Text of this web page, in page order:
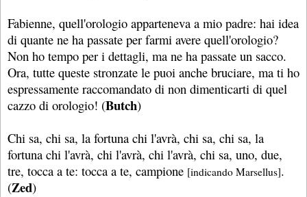
Fabienne, quell'orologio apparteneva a mio padre: hai idea
di quante ne ha passate per farmi avere quell'orologio?
Non ho tempo per i dettagli, ma ne ha passate un sacco.
Ora, tutte queste stronzate le puoi anche bruciare, ma ti ho
espressamente raccomandato di non dimenticarti di quel
cazzo di orologio! (Butch)
Chi sa, chi sa, la fortuna chi l'avrà, chi sa, chi sa, la
fortuna chi l'avrà, chi l'avrà, chi l'avrà, chi sa, uno, due,
tre, tocca a te: tocca a te, campione [indicando Marsellus].
(Zed)